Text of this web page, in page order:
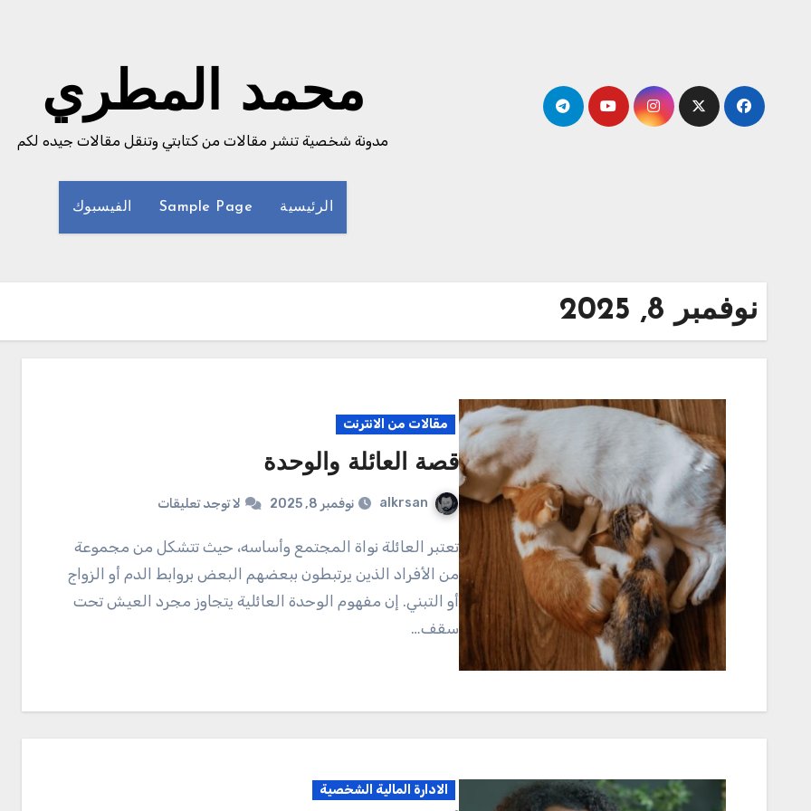
محمد المطري
مدونة شخصية تنشر مقالات من كتابتي وتنقل مقالات جيده لكم
الرئيسية Sample Page الفيسبوك
نوفمبر 8, 2025
مقالات من الانترنت
قصة العائلة والوحدة
alkrsan نوفمبر 8, 2025 لا توجد تعليقات
تعتبر العائلة نواة المجتمع وأساسه، حيث تتشكل من مجموعة
من الأفراد الذين يرتبطون ببعضهم البعض بروابط الدم أو الزواج
أو التبني. إن مفهوم الوحدة العائلية يتجاوز مجرد العيش تحت
سقف…
الادارة المالية الشخصية